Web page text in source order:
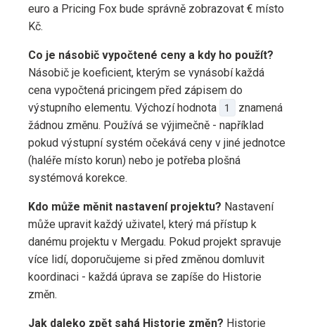
euro a Pricing Fox bude správně zobrazovat € místo
Kč.
Co je násobič vypočtené ceny a kdy ho použít?
Násobič je koeficient, kterým se vynásobí každá
cena vypočtená pricingem před zápisem do
výstupního elementu. Výchozí hodnota
1
znamená
žádnou změnu. Používá se výjimečně - například
pokud výstupní systém očekává ceny v jiné jednotce
(haléře místo korun) nebo je potřeba plošná
systémová korekce.
Kdo může měnit nastavení projektu? Nastavení
může upravit každý uživatel, který má přístup k
danému projektu v Mergadu. Pokud projekt spravuje
více lidí, doporučujeme si před změnou domluvit
koordinaci - každá úprava se zapíše do Historie
změn.
Jak daleko zpět sahá Historie změn? Historie